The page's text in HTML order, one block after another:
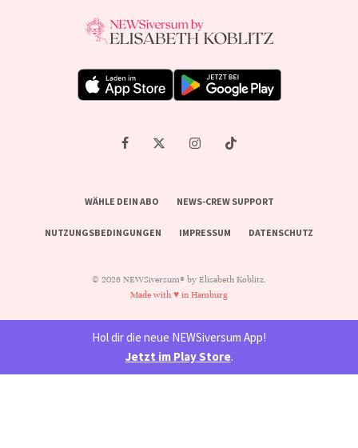
WÄHLE DEIN ABO NEWS-CREW SUPPORT
NUTZUNGSBEDINGUNGEN IMPRESSUM DATENSCHUTZ
© 2026 NEWSiversum® by Elisabeth Koblitz.
Made with ♥ in Hamburg
Hol dir die neue NEWSiversum App!
Jetzt im Play Store.